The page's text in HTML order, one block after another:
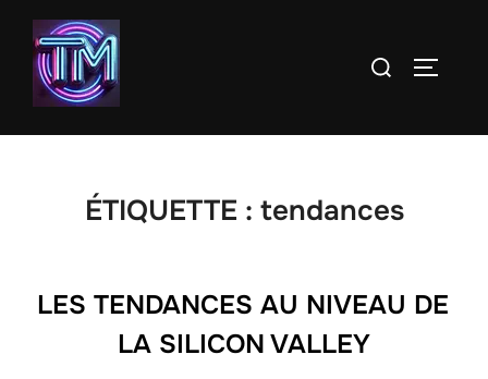
Aller
contenu
Rechercher :
ÉTIQUETTE : tendances
LES TENDANCES AU NIVEAU DE
LA SILICON VALLEY